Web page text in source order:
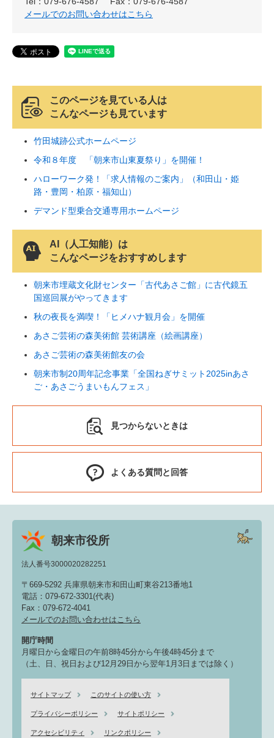
メールでのお問い合わせはこちら
このページを見ている人は
こんなページも見ています
竹田城跡公式ホームページ
令和８年度 「朝来市山東夏祭り」を開催！
ハローワーク発！「求人情報のご案内」（和田山・姫
路・豊岡・柏原・福知山）
デマンド型乗合交通専用ホームページ
AI（人工知能）は
こんなページをおすすめします
朝来市埋蔵文化財センター「古代あさご館」に古代鏡五
国巡回展がやってきます
秋の夜長を満喫！「ヒメハナ観月会」を開催
あさご芸術の森美術館 芸術講座（絵画講座）
あさご芸術の森美術館友の会
朝来市制20周年記念事業「全国ねぎサミット2025inあさ
ご・あさごうまいもんフェス」
見つからないときは
よくある質問と回答
朝来市役所
法人番号3000020282251
〒669-5292 兵庫県朝来市和田山町東谷213番地1
電話：079-672-3301(代表)
Fax：079-672-4041
メールでのお問い合わせはこちら
開庁時間
月曜日から金曜日の午前8時45分から午後4時45分まで
（土、日、祝日および12月29日から翌年1月3日までは除く）
サイトマップ このサイトの使い方
プライバシーポリシー サイトポリシー
アクセシビリティ リンクポリシー